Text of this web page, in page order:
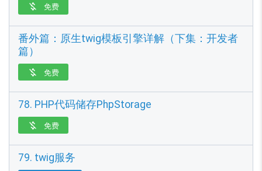
 免费
番外篇：原生twig模板引擎详解（下集：开发者
篇）
 免费
78. PHP代码储存PhpStorage
 免费
79. twig服务